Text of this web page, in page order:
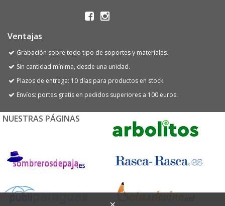
Ventajas
Grabación sobre todo tipo de soportes y materiales.
Sin cantidad mínima, desde una unidad.
Plazos de entrega: 10 días para productos en stock.
Envíos: portes gratis en pedidos superiores a 100 euros.
NUESTRAS PÁGINAS